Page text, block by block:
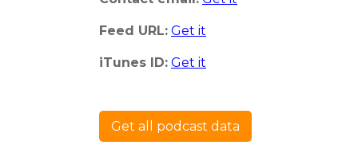
Feed URL: Get it
iTunes ID: Get it
Get all podcast data